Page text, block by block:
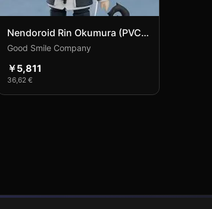
Nendoroid Rin Okumura (PVC
Figure)
Good Smile Company
￥5,811
36,62 €